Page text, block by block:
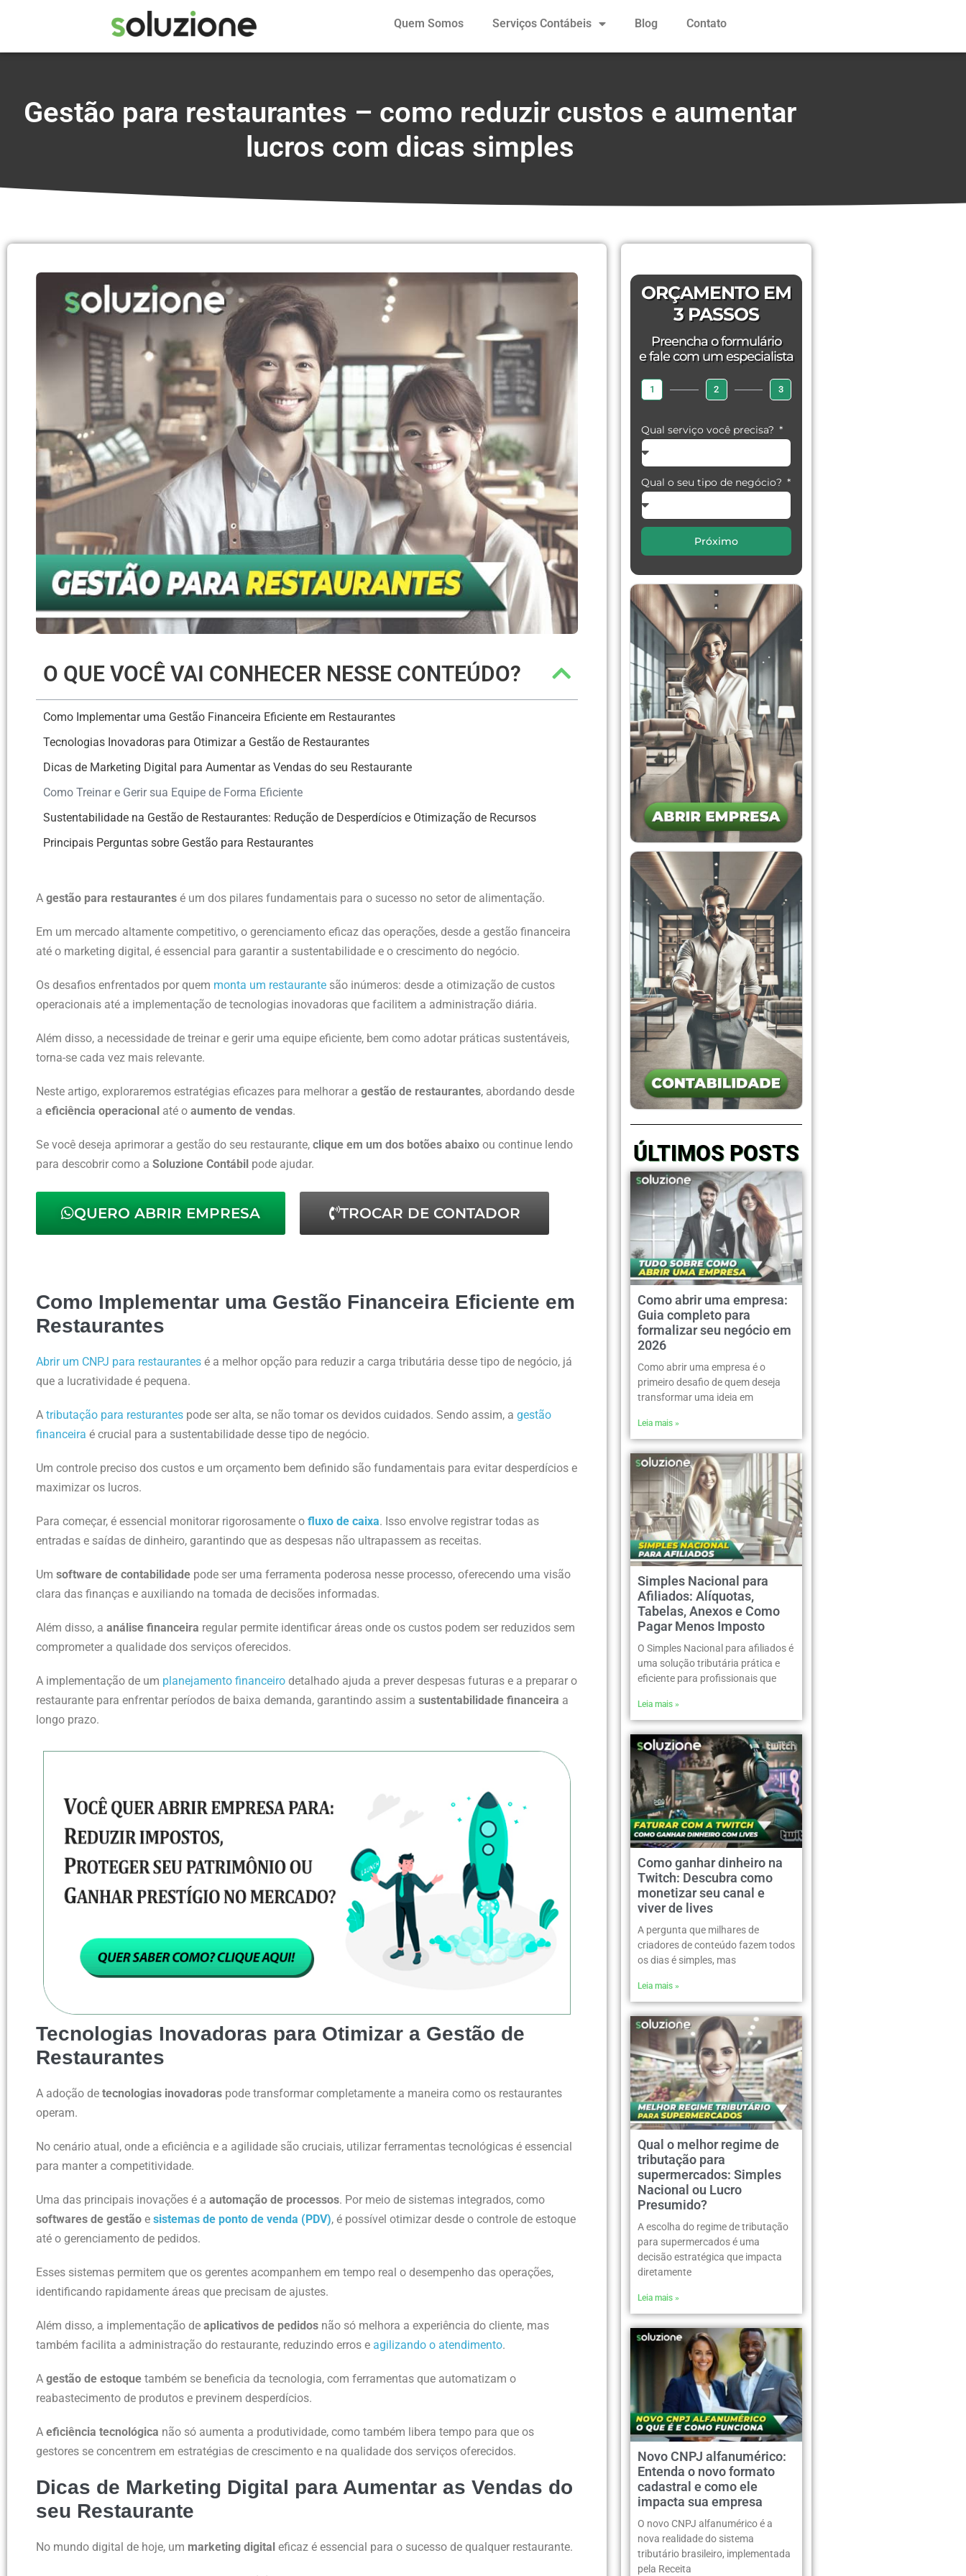
Quem Somos Serviços Contábeis Blog Contato
Gestão para restaurantes – como reduzir custos e aumentar
lucros com dicas simples
O QUE VOCÊ VAI CONHECER NESSE CONTEÚDO?
Como Implementar uma Gestão Financeira Eficiente em Restaurantes
Tecnologias Inovadoras para Otimizar a Gestão de Restaurantes
Dicas de Marketing Digital para Aumentar as Vendas do seu Restaurante
Como Treinar e Gerir sua Equipe de Forma Eficiente
Sustentabilidade na Gestão de Restaurantes: Redução de Desperdícios e Otimização de Recursos
Principais Perguntas sobre Gestão para Restaurantes
A gestão para restaurantes é um dos pilares fundamentais para o sucesso no setor de alimentação.
Em um mercado altamente competitivo, o gerenciamento eficaz das operações, desde a gestão financeira
até o marketing digital, é essencial para garantir a sustentabilidade e o crescimento do negócio.
Os desafios enfrentados por quem monta um restaurante são inúmeros: desde a otimização de custos
operacionais até a implementação de tecnologias inovadoras que facilitem a administração diária.
Além disso, a necessidade de treinar e gerir uma equipe eficiente, bem como adotar práticas sustentáveis,
torna-se cada vez mais relevante.
Neste artigo, exploraremos estratégias eficazes para melhorar a gestão de restaurantes, abordando desde
a eficiência operacional até o aumento de vendas.
Se você deseja aprimorar a gestão do seu restaurante, clique em um dos botões abaixo ou continue lendo
para descobrir como a Soluzione Contábil pode ajudar.
QUERO ABRIR EMPRESA TROCAR DE CONTADOR
Como Implementar uma Gestão Financeira Eficiente em
Restaurantes
Abrir um CNPJ para restaurantes é a melhor opção para reduzir a carga tributária desse tipo de negócio, já
que a lucratividade é pequena.
A tributação para resturantes pode ser alta, se não tomar os devidos cuidados. Sendo assim, a gestão
financeira é crucial para a sustentabilidade desse tipo de negócio.
Um controle preciso dos custos e um orçamento bem definido são fundamentais para evitar desperdícios e
maximizar os lucros.
Para começar, é essencial monitorar rigorosamente o fluxo de caixa. Isso envolve registrar todas as
entradas e saídas de dinheiro, garantindo que as despesas não ultrapassem as receitas.
Um software de contabilidade pode ser uma ferramenta poderosa nesse processo, oferecendo uma visão
clara das finanças e auxiliando na tomada de decisões informadas.
Além disso, a análise financeira regular permite identificar áreas onde os custos podem ser reduzidos sem
comprometer a qualidade dos serviços oferecidos.
A implementação de um planejamento financeiro detalhado ajuda a prever despesas futuras e a preparar o
restaurante para enfrentar períodos de baixa demanda, garantindo assim a sustentabilidade financeira a
longo prazo.
Tecnologias Inovadoras para Otimizar a Gestão de
Restaurantes
A adoção de tecnologias inovadoras pode transformar completamente a maneira como os restaurantes
operam.
No cenário atual, onde a eficiência e a agilidade são cruciais, utilizar ferramentas tecnológicas é essencial
para manter a competitividade.
Uma das principais inovações é a automação de processos. Por meio de sistemas integrados, como
softwares de gestão e sistemas de ponto de venda (PDV), é possível otimizar desde o controle de estoque
até o gerenciamento de pedidos.
Esses sistemas permitem que os gerentes acompanhem em tempo real o desempenho das operações,
identificando rapidamente áreas que precisam de ajustes.
Além disso, a implementação de aplicativos de pedidos não só melhora a experiência do cliente, mas
também facilita a administração do restaurante, reduzindo erros e agilizando o atendimento.
A gestão de estoque também se beneficia da tecnologia, com ferramentas que automatizam o
reabastecimento de produtos e previnem desperdícios.
A eficiência tecnológica não só aumenta a produtividade, como também libera tempo para que os
gestores se concentrem em estratégias de crescimento e na qualidade dos serviços oferecidos.
Dicas de Marketing Digital para Aumentar as Vendas do
seu Restaurante
No mundo digital de hoje, um marketing digital eficaz é essencial para o sucesso de qualquer restaurante.
ORÇAMENTO EM
3 PASSOS
Preencha o formulário
e fale com um especialista
1 2 3
Qual serviço você precisa?
Qual o seu tipo de negócio?
Próximo
ÚLTIMOS POSTS
Como abrir uma empresa:
Guia completo para
formalizar seu negócio em
2026
Como abrir uma empresa é o
primeiro desafio de quem deseja
transformar uma ideia em
Leia mais »
Simples Nacional para
Afiliados: Alíquotas,
Tabelas, Anexos e Como
Pagar Menos Imposto
O Simples Nacional para afiliados é
uma solução tributária prática e
eficiente para profissionais que
Leia mais »
Como ganhar dinheiro na
Twitch: Descubra como
monetizar seu canal e
viver de lives
A pergunta que milhares de
criadores de conteúdo fazem todos
os dias é simples, mas
Leia mais »
Qual o melhor regime de
tributação para
supermercados: Simples
Nacional ou Lucro
Presumido?
A escolha do regime de tributação
para supermercados é uma
decisão estratégica que impacta
diretamente
Leia mais »
Novo CNPJ alfanumérico:
Entenda o novo formato
cadastral e como ele
impacta sua empresa
O novo CNPJ alfanumérico é a
nova realidade do sistema
tributário brasileiro, implementada
pela Receita